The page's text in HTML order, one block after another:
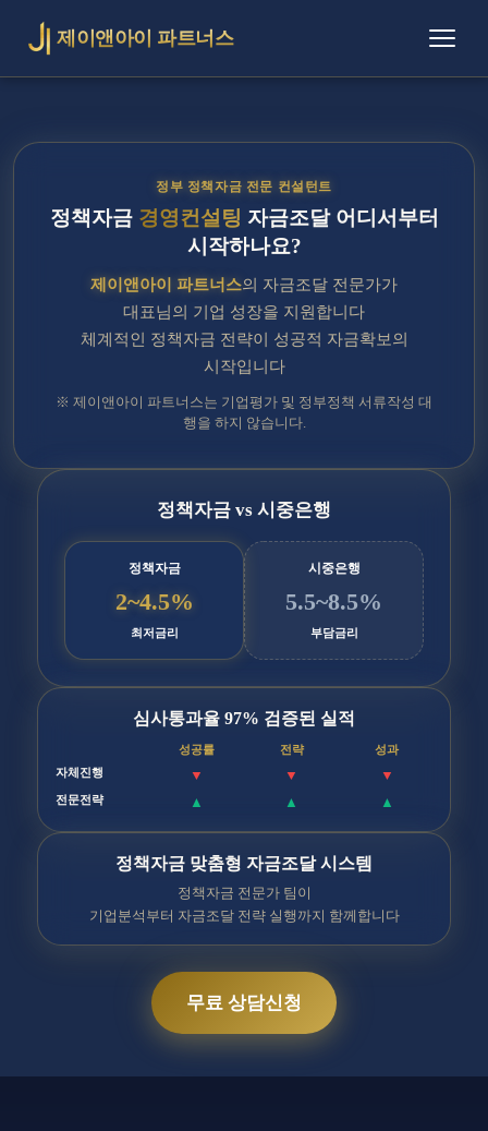
제이앤아이 파트너스
정부 정책자금 전문 컨설턴트
정책자금 경영컨설팅 자금조달 어디서부터
시작하나요?
제이앤아이 파트너스의 자금조달 전문가가
대표님의 기업 성장을 지원합니다
체계적인 정책자금 전략이 성공적 자금확보의
시작입니다
※ 제이앤아이 파트너스는 기업평가 및 정부정책 서류작성 대
행을 하지 않습니다.
정책자금 vs 시중은행
정책자금
2~4.5%
최저금리
시중은행
5.5~8.5%
부담금리
심사통과율 97% 검증된 실적
성공률 전략
성과
자체진행
▼ ▼ ▼
전문전략 ▲ ▲ ▲
정책자금 맞춤형 자금조달 시스템
정책자금 전문가 팀이
기업분석부터 자금조달 전략 실행까지 함께합니다
무료 상담신청